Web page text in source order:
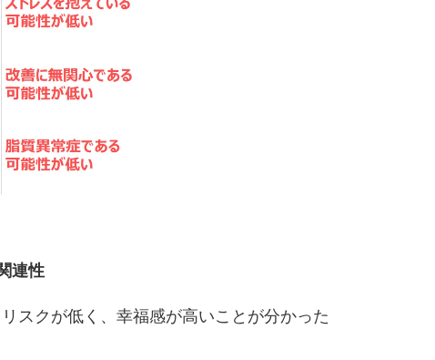
連性
スクが低く、幸福感が高いことが分かった